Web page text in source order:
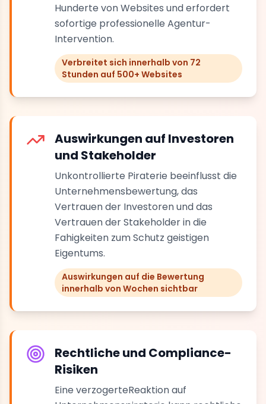
Hunderte von Websites und erfordert
sofortige professionelle Agentur-
Intervention.
Verbreitet sich innerhalb von 72
Stunden auf 500+ Websites
Auswirkungen auf Investoren
und Stakeholder
Unkontrollierte Piraterie beeinflusst die
Unternehmensbewertung, das
Vertrauen der Investoren und das
Vertrauen der Stakeholder in die
Fahigkeiten zum Schutz geistigen
Eigentums.
Auswirkungen auf die Bewertung
innerhalb von Wochen sichtbar
Rechtliche und Compliance-
Risiken
Eine verzogerteReaktion auf